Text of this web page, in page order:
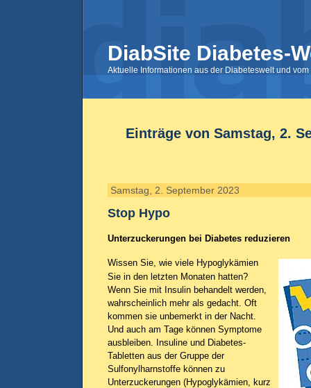
DiabSite Diabetes-
Aktuelle Informationen aus der Diabeteswelt und
Einträge von Samstag, 2.
Samstag, 2. September 2023
Stop Hypo
Unterzuckerungen bei Diabetes reduzieren
Wissen Sie, wie viele Hypoglykämien
Sie in den letzten Monaten hatten?
Wenn Sie mit Insulin behandelt werden,
wahrscheinlich mehr als gedacht. Oft
kommen sie unbemerkt in der Nacht.
Und auch am Tage können Symptome
ausbleiben. Insuline und Diabetes-
Tabletten aus der Gruppe der
Sulfonylharnstoffe können zu
Unterzuckerungen (Hypoglykämien, kurz